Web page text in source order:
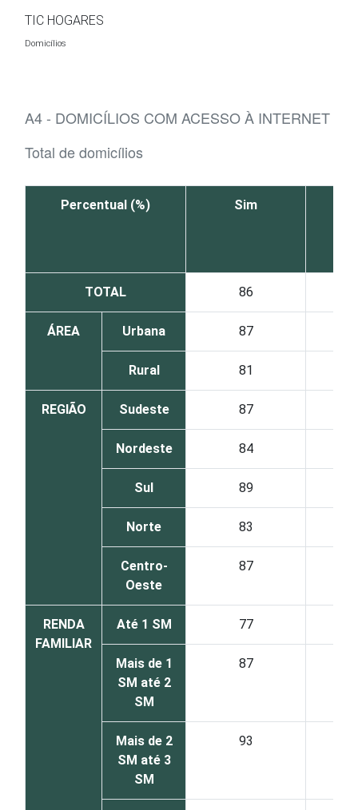
TIC HOGARES
Domicílios
A4 - DOMICÍLIOS COM ACESSO À INTERNET
Total de domicílios
Percentual (%) Sim
TOTAL 86
ÁREA Urbana 87
Rural 81
REGIÃO Sudeste 87
Nordeste 84
Sul 89
Norte 83
Centro-
Oeste
87
RENDA
FAMILIAR
Até 1 SM 77
Mais de 1
SM até 2
SM
87
Mais de 2
SM até 3
SM
93